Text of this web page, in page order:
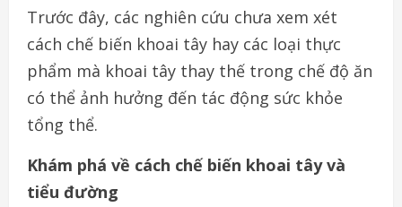
Trước đây, các nghiên cứu chưa xem xét
cách chế biến khoai tây hay các loại thực
phẩm mà khoai tây thay thế trong chế độ ăn
có thể ảnh hưởng đến tác động sức khỏe
tổng thể.
Khám phá về cách chế biến khoai tây và
tiểu đường